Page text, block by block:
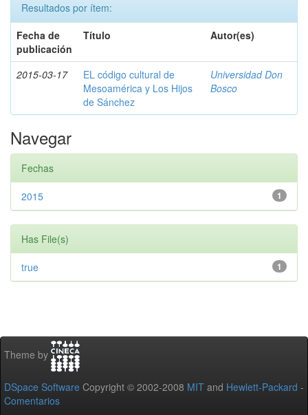
Resultados por ítem:
Fecha de
publicación
Título Autor(es)
2015-03-17
EL código cultural de
Mesoamérica y Los Hijos
de Sánchez
Universidad Don
Bosco
Navegar
Fechas
1
2015
Has File(s)
1
true
Theme by
DSpace Software Copyright © 2002-2008 MIT and Hewlett-Packard -
Comentarios